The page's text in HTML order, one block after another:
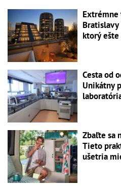
Extrémne
ktorý
Cesta od
Unikátny
Zbaľte sa
Tieto
ušetria